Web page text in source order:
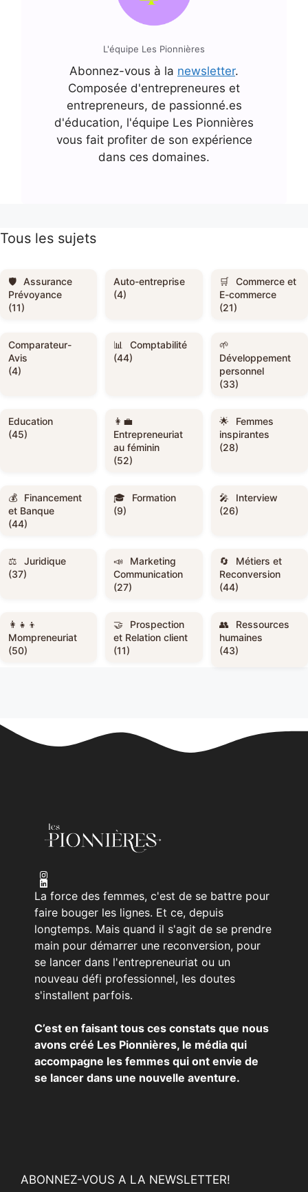
L'équipe Les Pionnières
Abonnez-vous à la newsletter.
Composée d'entrepreneures et
entrepreneurs, de passionné.es
d'éducation, l'équipe Les Pionnières
vous fait profiter de son expérience
dans ces domaines.
Tous les sujets
Assurance
Prévoyance
(11)
Auto-entreprise
(4)
Commerce et
E-commerce
(21)
Comparateur-
Avis
(4)
Comptabilité
(44)
Développement
personnel
(33)
Education
(45)
Entrepreneuriat
au féminin
(52)
Femmes
inspirantes
(28)
Financement
et Banque
(44)
Formation
(9)
Interview
(26)
Juridique
(37)
Marketing
Communication
(27)
Métiers et
Reconversion
(44)
Mompreneuriat
(50)
Prospection
et Relation client
(11)
Ressources
humaines
(43)
La force des femmes, c'est de se battre pour
faire bouger les lignes. Et ce, depuis
longtemps. Mais quand il s'agit de se prendre
main pour démarrer une reconversion, pour
se lancer dans l'entrepreneuriat ou un
nouveau défi professionnel, les doutes
s'installent parfois.
C’est en faisant tous ces constats que nous
avons créé Les Pionnières, le média qui
accompagne les femmes qui ont envie de
se lancer dans une nouvelle aventure.
ABONNEZ-VOUS A LA NEWSLETTER!